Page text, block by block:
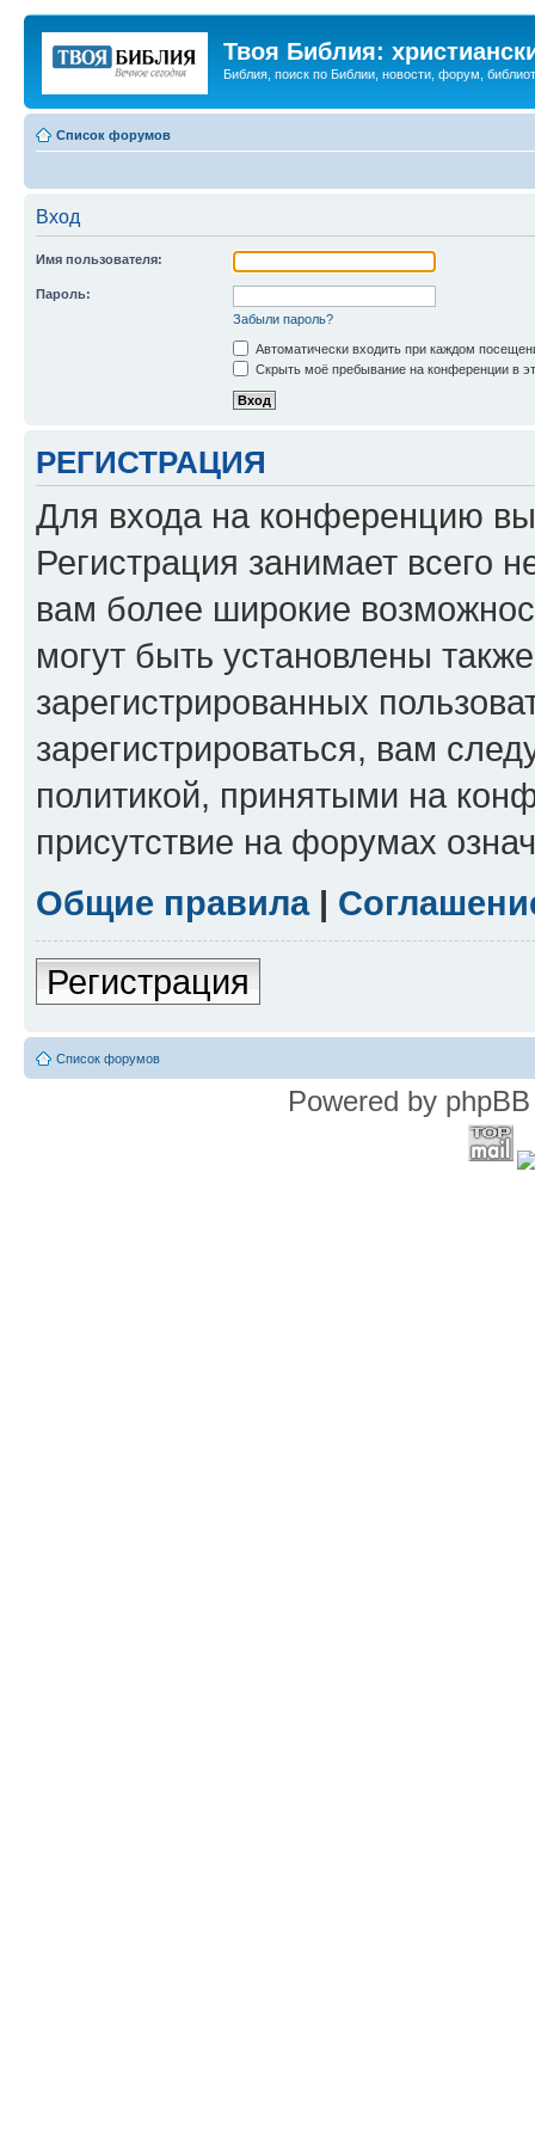
Твоя Библия:
Библия, поиск по Библии, новости, форум,
Список форумов
Вход
Имя пользователя:
Пароль:
Забыли пароль?
Автоматически входить при каждом
Скрыть моё пребывание на конференции в
РЕГИСТРАЦИЯ
Для входа на конференцию
Регистрация занимает всего
вам более широкие
могут быть установлены
зарегистрированных
зарегистрироваться, вам
политикой, принятыми на
присутствие на форумах
Общие правила|
Регистрация
Список форумов
Powered by